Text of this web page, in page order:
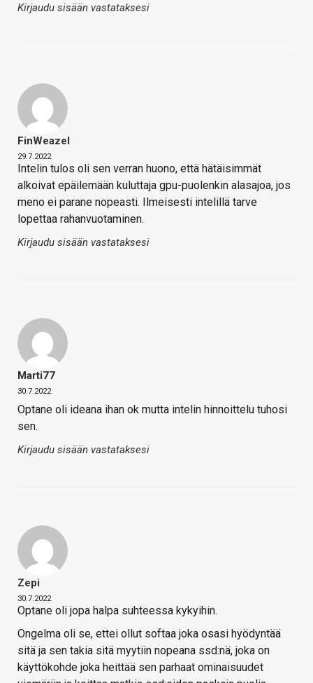
Kirjaudu sisään vastataksesi
FinWeazel
29.7.2022
Intelin tulos oli sen verran huono, että hätäisimmät
alkoivat epäilemään kuluttaja gpu-puolenkin alasajoa, jos
meno ei parane nopeasti. Ilmeisesti intelillä tarve
lopettaa rahanvuotaminen.
Kirjaudu sisään vastataksesi
Marti77
30.7.2022
Optane oli ideana ihan ok mutta intelin hinnoittelu tuhosi
sen.
Kirjaudu sisään vastataksesi
Zepi
30.7.2022
Optane oli jopa halpa suhteessa kykyihin.
Ongelma oli se, ettei ollut softaa joka osasi hyödyntää
sitä ja sen takia sitä myytiin nopeana ssd:nä, joka on
käyttökohde joka heittää sen parhaat ominaisuudet